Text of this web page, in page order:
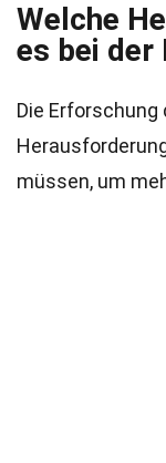
Welche
es bei der
Die
müssen, um